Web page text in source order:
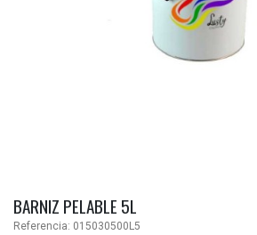
BARNIZ PELABLE 5L
Referencia: 015030500L5